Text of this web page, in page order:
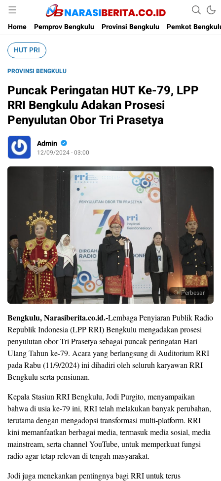
Narasi Berita
Home
Pemprov Bengkulu Provinsi Bengkulu Pemkot
HUT PRI
PROVINSI BENGKULU
Puncak Peringatan HUT Ke-79, LPP
RRI Bengkulu Adakan Prosesi
Penyulutan Obor Tri Prasetya
Admin
12/09/2024 - 03:00
Perbesar
Bengkulu, Narasiberita.co.id.-Lembaga Penyiaran Publik Radio
Republik Indonesia (LPP RRI) Bengkulu mengadakan prosesi
penyulutan obor Tri Prasetya sebagai puncak peringatan Hari
Ulang Tahun ke-79. Acara yang berlangsung di Auditorium RRI
pada Rabu (11/9/2024) ini dihadiri oleh seluruh karyawan RRI
Bengkulu serta pensiunan.
Kepala Stasiun RRI Bengkulu, Jodi Purgito, menyampaikan
bahwa di usia ke-79 ini, RRI telah melakukan banyak perubahan,
terutama dengan mengadopsi transformasi multi-platform. RRI
kini memanfaatkan berbagai media, termasuk media sosial, media
mainstream, serta channel YouTube, untuk memperkuat fungsi
radio agar tetap relevan di tengah masyarakat.
Jodi juga menekankan pentingnya bagi RRI untuk terus